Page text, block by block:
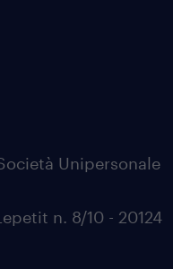
Unipersonale
n. 8/10 - 20124